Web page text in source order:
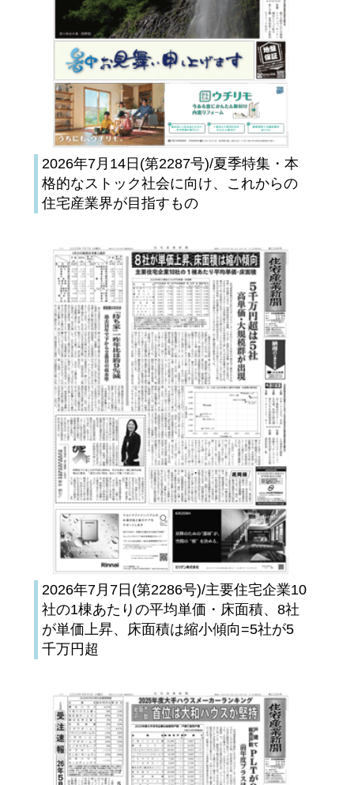
2026年7月14日(第2287号)/夏季特集・本
格的なストック社会に向け、これからの
住宅産業界が目指すもの
2026年7月7日(第2286号)/主要住宅企業10
社の1棟あたりの平均単価・床面積、8社
が単価上昇、床面積は縮小傾向=5社が5
千万円超